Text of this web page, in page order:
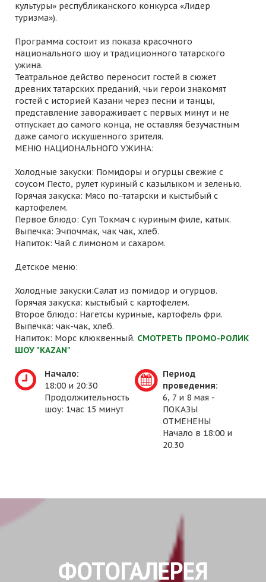
культуры» республиканского конкурса «Лидер
туризма»).
Программа состоит из показа красочного
национального шоу и традиционного татарского
ужина.
Театральное действо переносит гостей в сюжет
древних татарских преданий, чьи герои знакомят
гостей с историей Казани через песни и танцы,
представление завораживает с первых минут и не
отпускает до самого конца, не оставляя безучастным
даже самого искушенного зрителя.
МЕНЮ НАЦИОНАЛЬНОГО УЖИНА:
Холодные закуски: Помидоры и огурцы свежие с
соусом Песто, рулет куриный с казылыком и зеленью.
Горячая закуска: Мясо по-татарски и кыстыбый с
картофелем.
Первое блюдо: Суп Токмач с куриным филе, катык.
Выпечка: Эчпочмак, чак чак, хлеб.
Напиток: Чай с лимоном и сахаром.
Детское меню:
Холодные закуски:Салат из помидор и огурцов.
Горячая закуска: кыстыбый с картофелем.
Второе блюдо: Нагетсы куриные, картофель фри.
Выпечка: чак-чак, хлеб.
Напиток: Морс клюквенный. СМОТРЕТЬ ПРОМО-РОЛИК
ШОУ "KAZAN"
Начало:
18:00 и 20:30
Продолжительность
шоу: 1час 15 минут
Период
проведения:
6, 7 и 8 мая -
ПОКАЗЫ
ОТМЕНЕНЫ
Начало в 18:00 и
20.30
ФОТОГАЛЕРЕЯ